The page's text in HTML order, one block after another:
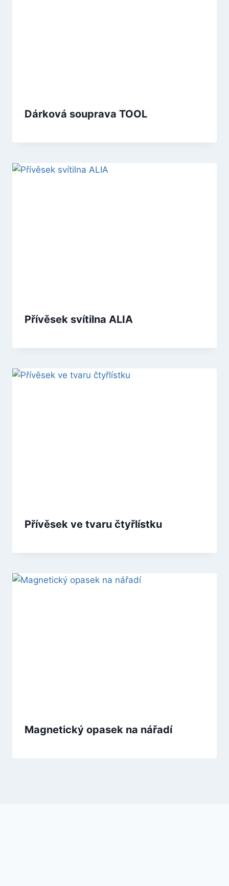
Dárková souprava TOOL
Přívěsek svítilna ALIA
Přívěsek ve tvaru čtyřlístku
Magnetický opasek na nářadí